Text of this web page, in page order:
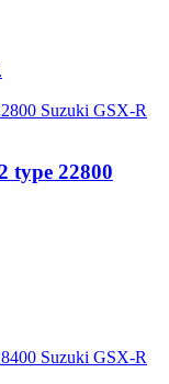
type 22800